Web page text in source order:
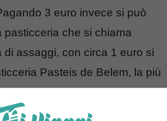
3 euro invece si può
pasticceria che si chiama
assaggi, con circa 1 euro si
Pasteis de Belem, la più